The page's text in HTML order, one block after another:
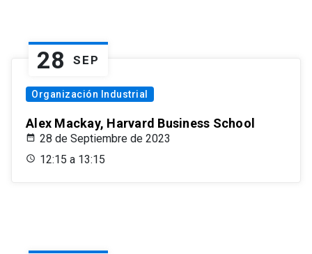
28 SEP
Organización Industrial
Alex Mackay, Harvard Business School
28 de Septiembre de 2023
12:15 a 13:15